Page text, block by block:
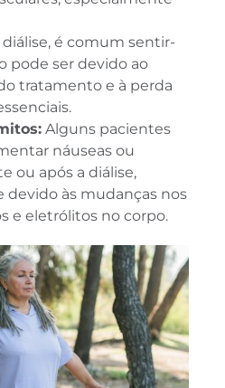
diálise, é comum sentir-
pode ser devido ao
tratamento e à perda
Alguns pacientes
náuseas ou
ou após a diálise,
às mudanças nos
e eletrólitos no corpo.